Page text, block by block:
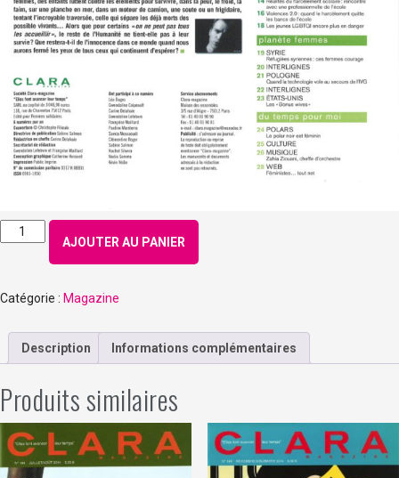
quantité
de
-
2015
AJOUTER AU PANIER
Catégorie : Magazine
Description Informations complémentaires
Produits similaires